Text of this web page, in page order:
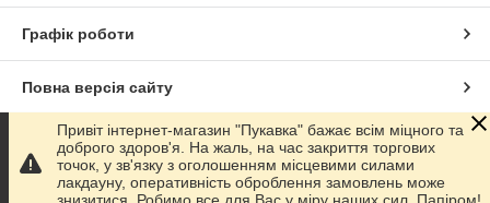
Графік роботи
Повна версія сайту
Сайт створено на маркетплейсіProm.ua
Політика конфіденційності
Привіт інтернет-магазин "Пукавка" бажає всім міцного та
доброго здоров'я. На жаль, на час закриття торгових
точок, у зв'язку з оголошенням місцевими силами
лакдауну, оперативність оброблення замовлень може